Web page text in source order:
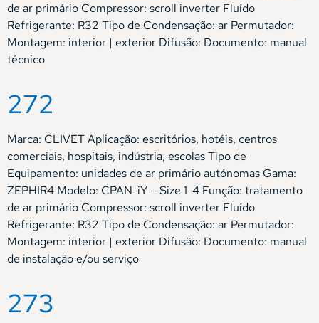
de ar primário Compressor: scroll inverter Fluído
Refrigerante: R32 Tipo de Condensação: ar Permutador:
Montagem: interior | exterior Difusão: Documento: manual
técnico
272
Marca: CLIVET Aplicação: escritórios, hotéis, centros
comerciais, hospitais, indústria, escolas Tipo de
Equipamento: unidades de ar primário autónomas Gama:
ZEPHIR4 Modelo: CPAN-iY – Size 1-4 Função: tratamento
de ar primário Compressor: scroll inverter Fluído
Refrigerante: R32 Tipo de Condensação: ar Permutador:
Montagem: interior | exterior Difusão: Documento: manual
de instalação e/ou serviço
273